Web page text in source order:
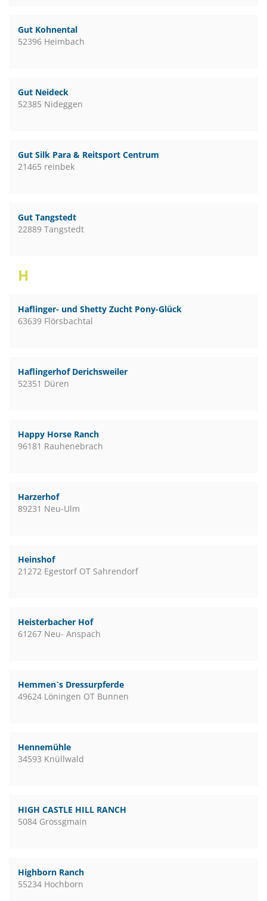
Gut Kohnental
52396 Heimbach
Gut Neideck
52385 Nideggen
Gut Silk Para & Reitsport Centrum
21465 reinbek
Gut Tangstedt
22889 Tangstedt
H
Haflinger- und Shetty Zucht Pony-Glück
63639 Flörsbachtal
Haflingerhof Derichsweiler
52351 Düren
Happy Horse Ranch
96181 Rauhenebrach
Harzerhof
89231 Neu-Ulm
Heinshof
21272 Egestorf OT Sahrendorf
Heisterbacher Hof
61267 Neu- Anspach
Hemmen`s Dressurpferde
49624 Löningen OT Bunnen
Hennemühle
34593 Knüllwald
HIGH CASTLE HILL RANCH
5084 Grossgmain
Highborn Ranch
55234 Hochborn